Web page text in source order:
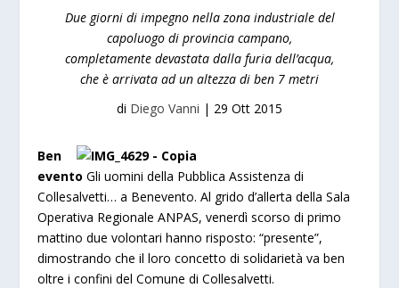
Due giorni di impegno nella zona industriale del
capoluogo di provincia campano,
completamente devastata dalla furia dell’acqua,
che è arrivata ad un altezza di ben 7 metri
di Diego Vanni | 29 Ott 2015
Ben
evento Gli uomini della Pubblica Assistenza di
Collesalvetti… a Benevento. Al grido d’allerta della Sala
Operativa Regionale ANPAS, venerdì scorso di primo
mattino due volontari hanno risposto: “presente”,
dimostrando che il loro concetto di solidarietà va ben
oltre i confini del Comune di Collesalvetti.